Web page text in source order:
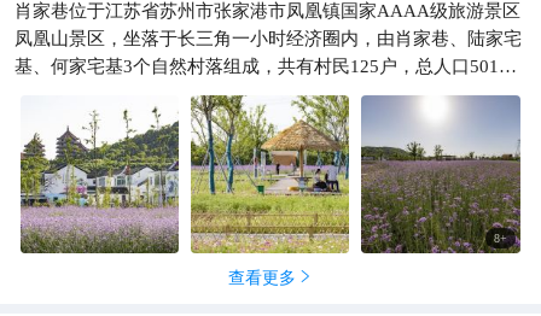
肖家巷位于江苏省苏州市张家港市凤凰镇国家AAAA级旅游景区
凤凰山景区，坐落于长三角一小时经济圈内，由肖家巷、陆家宅
基、何家宅基3个自然村落组成，共有村民125户，总人口501
凰山、凤凰湖，也有古镇古街、河阳山歌馆和万亩桃园。 肖家巷
农家美食十里飘香，非遗文化河阳山歌动听悦耳，村舍、书院
等，掩映在风光旖旎的田园之中。
8+
查看更多 